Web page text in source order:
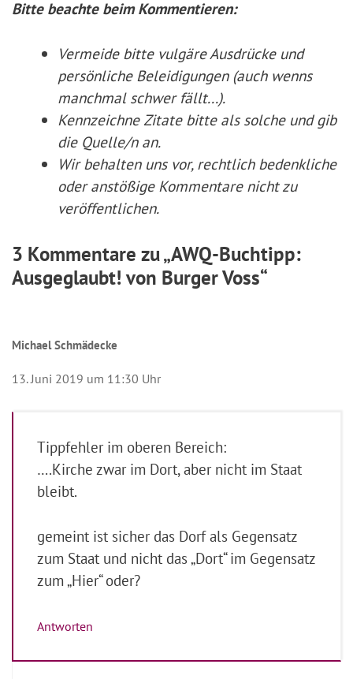
Bitte beachte beim Kommentieren:
Vermeide bitte vulgäre Ausdrücke und
persönliche Beleidigungen (auch wenns
manchmal schwer fällt...).
Kennzeichne Zitate bitte als solche und gib
die Quelle/n an.
Wir behalten uns vor, rechtlich bedenkliche
oder anstößige Kommentare nicht zu
veröffentlichen.
3 Kommentare zu „AWQ-Buchtipp:
Ausgeglaubt! von Burger Voss“
Michael Schmädecke
13. Juni 2019 um 11:30 Uhr
Tippfehler im oberen Bereich:
….Kirche zwar im Dort, aber nicht im Staat
bleibt.
gemeint ist sicher das Dorf als Gegensatz
zum Staat und nicht das „Dort“ im Gegensatz
zum „Hier“ oder?
Antworten